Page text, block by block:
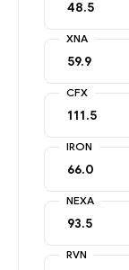
XNA
CFX
IRON
NEXA
RVN